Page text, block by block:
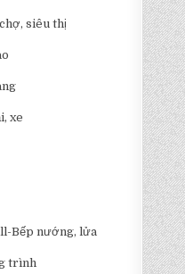
siêu thị
xe
Bếp nướng, lửa
trình